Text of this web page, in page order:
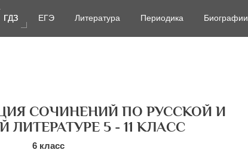
ГДЗ
ГДЗ ЕГЭ
ЕГЭ Литература
Литература Периодика
Периодика Биографии
Биографии
СОЧИНЕНИЙ ПО РУССКОЙ И
5 - 11 КЛАСС
6 класс